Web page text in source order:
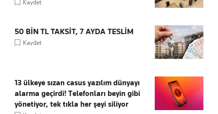
Kaydet
50 BİN TL TAKSİT, 7 AYDA TESLİM
Kaydet
13 ülkeye sızan casus yazılım dünyayı
alarma geçirdi! Telefonları beyin gibi
yönetiyor, tek tıkla her şeyi siliyor